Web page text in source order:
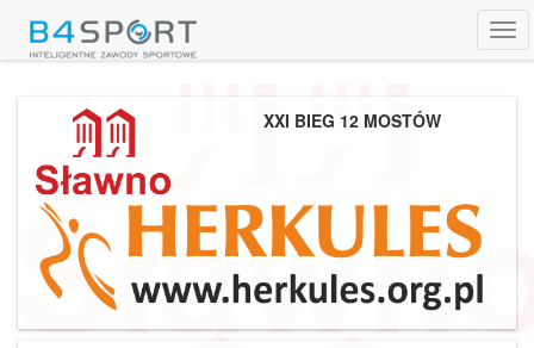
XXI BIEG 12 MOSTÓW